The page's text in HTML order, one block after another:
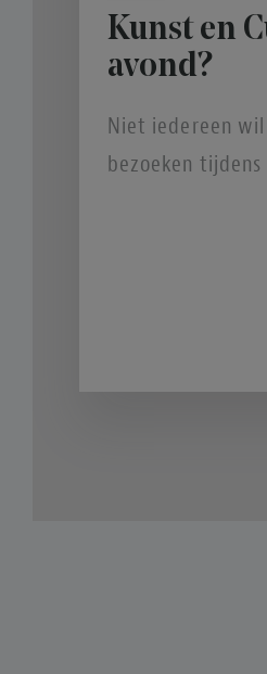
Kunst en
avond?
Niet iedereen wil
bezoeken
hebt in een